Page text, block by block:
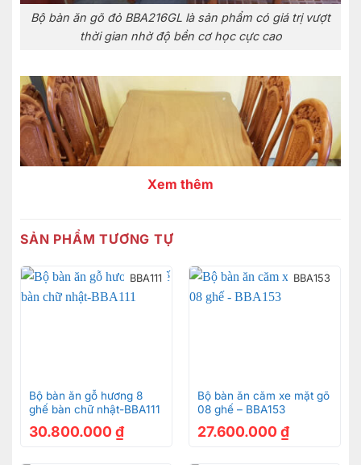
Bộ bàn ăn gõ đỏ BBA216GL là sản phẩm có giá trị vượt
thời gian nhờ độ bền cơ học cực cao
Yếm bàn được chạm khắc họa tiết cổ điển tinh tế
Xem thêm
SẢN PHẨM TƯƠNG TỰ
BBA111
Bộ bàn ăn gỗ hương 8
ghế bàn chữ nhật-BBA111
30.800.000 ₫
BBA153
Bộ bàn ăn căm xe mặt gõ
08 ghế – BBA153
27.600.000 ₫